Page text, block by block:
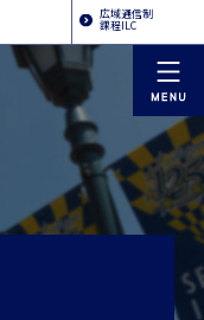
広域通信制
課程ILC